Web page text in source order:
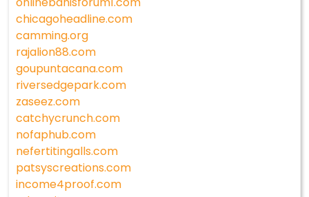
chicagoheadline.com
camming.org
rajalion88.com
goupuntacana.com
riversedgepark.com
zaseez.com
catchycrunch.com
nofaphub.com
nefertitingalls.com
patsyscreations.com
income4proof.com